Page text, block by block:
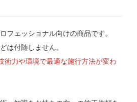
フェッショナル向けの商品です。
は付随しません。
術力や環境で最適な施行方法が変わ